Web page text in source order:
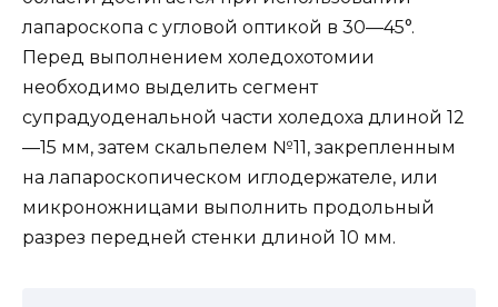
лапароскопа с угловой оптикой в 30—45°.
Перед выполнением холедохотомии
необходимо выделить сегмент
супрадуоденальной части холедоха длиной 12
—15 мм, затем скальпелем №11, закрепленным
на лапароскопическом иглодержателе, или
микроножницами выполнить продольный
разрез передней стенки длиной 10 мм.